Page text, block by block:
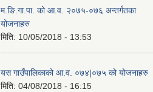
म.ङि.गा.पा. को आ.व. २०७५-०७६ अन्तर्गतका
योजनाहरु
मिति: 10/05/2018 - 13:53
यस गाउँपालिकाको आ.व. ०७४|०७५ को योजनाहरु
मिति: 04/08/2018 - 16:15